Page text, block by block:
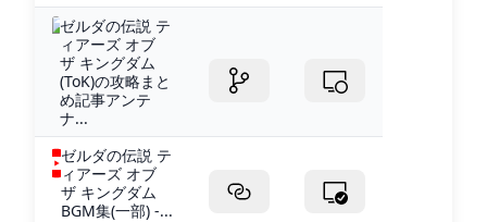
ゼルダの伝説 テ
ィアーズ オブ
ザ キングダム
(ToK)の攻略まと
め記事アンテ
ナ...
ゼルダの伝説 テ
ィアーズ オブ
ザ キングダム
BGM集(一部) -...